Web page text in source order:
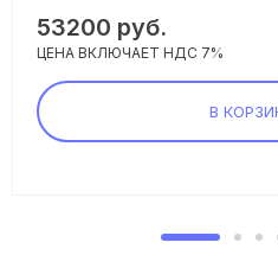
53200 руб.
ЦЕНА ВКЛЮЧАЕТ НДС 7%
В